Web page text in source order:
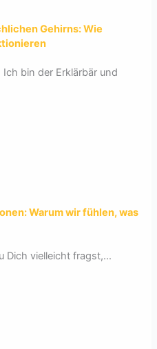
Gehirns: Wie
bin der Erklärbär und
Warum wir fühlen, was
Dich vielleicht fragst,...